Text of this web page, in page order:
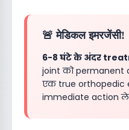
🚨 मेडिकल इमरजेंसी!
6-8 घंटे के अंदर
joint को permanent
एक true orthopedic
immediate action